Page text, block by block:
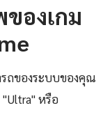
องเกม
รถของระบบของคุณ
หรือ